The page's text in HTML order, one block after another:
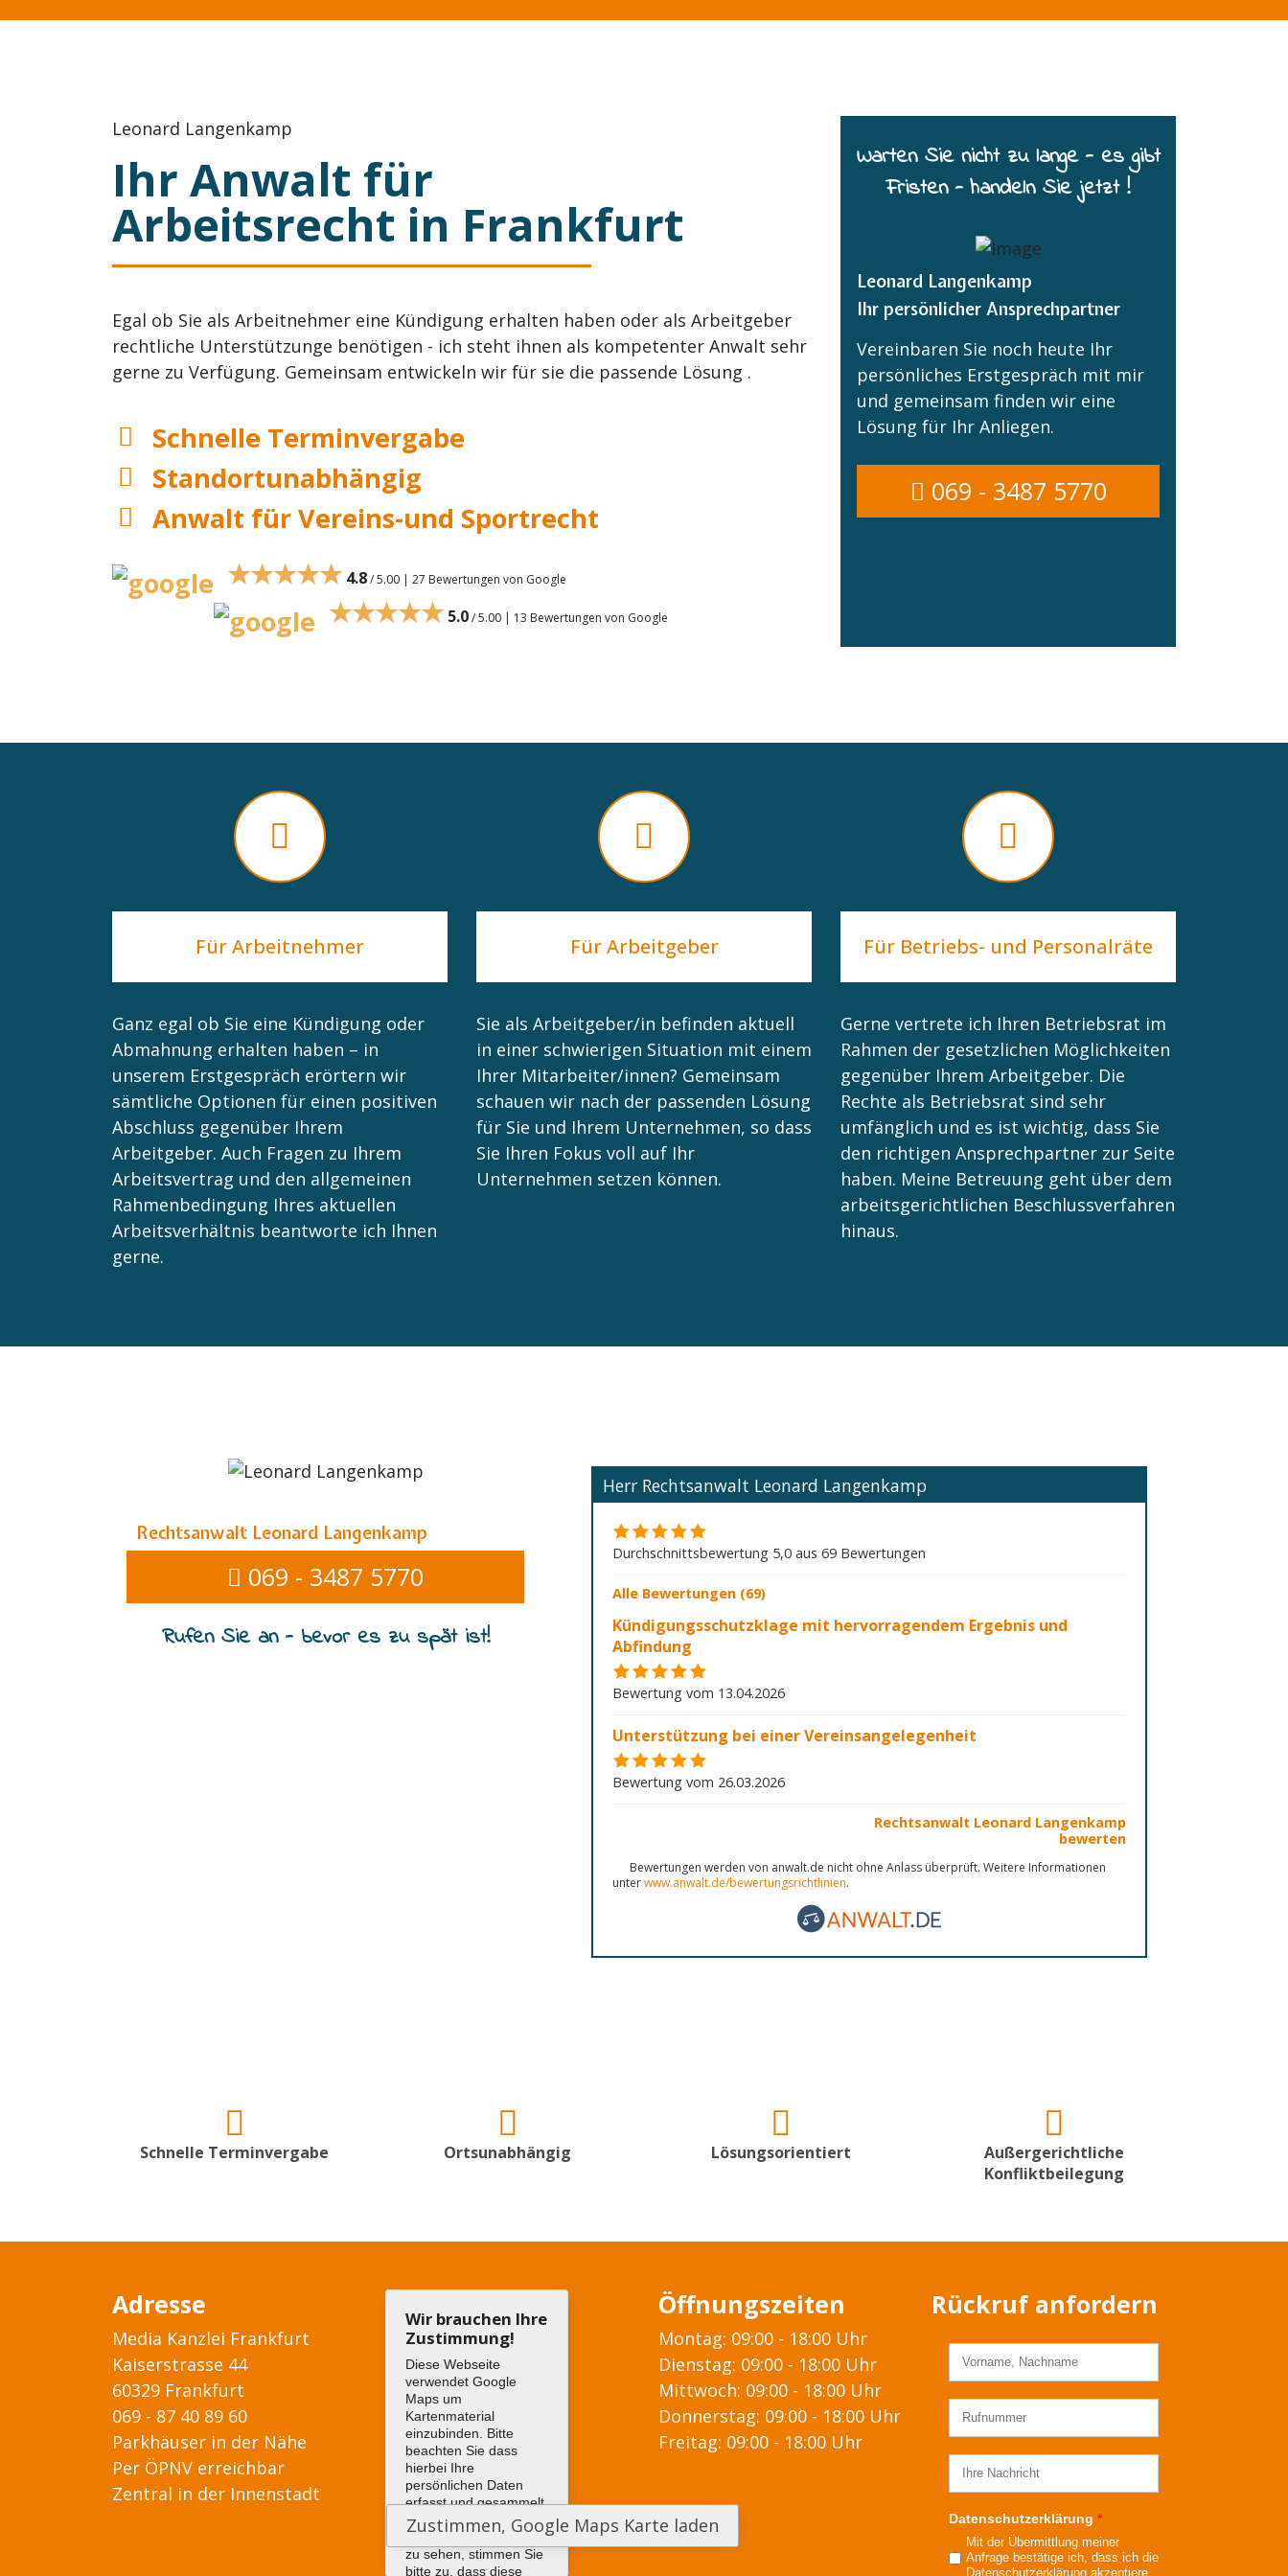
Leonard Langenkamp
Ihr Anwalt für
Arbeitsrecht in Frankfurt
Egal ob Sie als Arbeitnehmer eine Kündigung erhalten haben oder als Arbeitgeber
rechtliche Unterstützunge benötigen - ich steht ihnen als kompetenter Anwalt sehr
gerne zu Verfügung. Gemeinsam entwickeln wir für sie die passende Lösung .
Schnelle Terminvergabe
Standortunabhängig
Anwalt für Vereins-und Sportrecht
★★★★★ 4.8/ 5.00 | 27 Bewertungen von Google
★★★★★ 5.0/ 5.00 | 13 Bewertungen von Google
Warten Sie nicht zu lange - es gibt
Fristen - handeln Sie jetzt !
Leonard Langenkamp
Ihr persönlicher Ansprechpartner
Vereinbaren Sie noch heute Ihr
persönliches Erstgespräch mit mir
und gemeinsam finden wir eine
Lösung für Ihr Anliegen.
069 - 3487 5770
Für Arbeitnehmer
Ganz egal ob Sie eine Kündigung oder
Abmahnung erhalten haben – in
unserem Erstgespräch erörtern wir
sämtliche Optionen für einen positiven
Abschluss gegenüber Ihrem
Arbeitgeber. Auch Fragen zu Ihrem
Arbeitsvertrag und den allgemeinen
Rahmenbedingung Ihres aktuellen
Arbeitsverhältnis beantworte ich Ihnen
gerne.
Für Arbeitgeber
Sie als Arbeitgeber/in befinden aktuell
in einer schwierigen Situation mit einem
Ihrer Mitarbeiter/innen? Gemeinsam
schauen wir nach der passenden Lösung
für Sie und Ihrem Unternehmen, so dass
Sie Ihren Fokus voll auf Ihr
Unternehmen setzen können.
Für Betriebs- und Personalräte
Gerne vertrete ich Ihren Betriebsrat im
Rahmen der gesetzlichen Möglichkeiten
gegenüber Ihrem Arbeitgeber. Die
Rechte als Betriebsrat sind sehr
umfänglich und es ist wichtig, dass Sie
den richtigen Ansprechpartner zur Seite
haben. Meine Betreuung geht über dem
arbeitsgerichtlichen Beschlussverfahren
hinaus.
Rechtsanwalt Leonard Langenkamp
069 - 3487 5770
Rufen Sie an - bevor es zu spät ist!
Herr Rechtsanwalt Leonard Langenkamp
Durchschnittsbewertung 5,0 aus 69 Bewertungen
Alle Bewertungen (69)
Kündigungsschutzklage mit hervorragendem Ergebnis und
Abfindung
Bewertung vom 13.04.2026
Unterstützung bei einer Vereinsangelegenheit
Bewertung vom 26.03.2026
Rechtsanwalt Leonard Langenkamp
bewerten
Bewertungen werden von anwalt.de nicht ohne Anlass überprüft. Weitere Informationen
unterwww.anwalt.de/bewertungsrichtlinien.
Schnelle Terminvergabe Ortsunabhängig Lösungsorientiert
Außergerichtliche
Konfliktbeilegung
Adresse
Media Kanzlei Frankfurt
Kaiserstrasse 44
60329 Frankfurt
069 - 87 40 89 60
Parkhäuser in der Nähe
Per ÖPNV erreichbar
Zentral in der Innenstadt
Wir brauchen Ihre
Zustimmung!
Diese Webseite
verwendet Google
Maps um
Kartenmaterial
einzubinden. Bitte
beachten Sie dass
hierbei Ihre
persönlichen Daten
erfasst und gesammelt
werden können. Um
die Google Maps Karte
zu sehen, stimmen Sie
bitte zu, dass diese
Öffnungszeiten
Montag: 09:00 - 18:00 Uhr
Dienstag: 09:00 - 18:00 Uhr
Mittwoch: 09:00 - 18:00 Uhr
Donnerstag: 09:00 - 18:00 Uhr
Freitag: 09:00 - 18:00 Uhr
Rückruf anfordern
Datenschutzerklärung *
Mit der Übermittlung meiner
Anfrage bestätige ich, dass ich die
Datenschutzerklärung akzeptiere.